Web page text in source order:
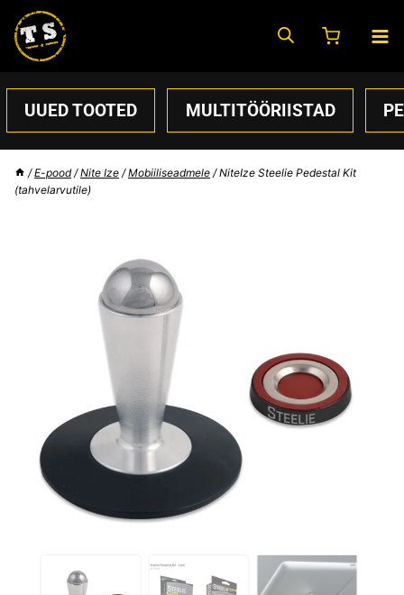
content
UUED TOOTED MULTITÖÖRIISTAD
/ E-pood / Nite Ize / Mobiiliseadmele / NiteIze Steelie Pedestal Kit
(tahvelarvutile)